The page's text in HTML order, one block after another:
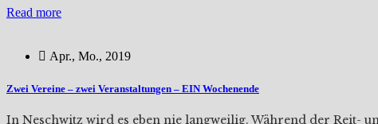
Read more
Apr., Mo., 2019
Zwei Vereine – zwei Veranstaltungen – EIN Wochenende
In Neschwitz wird es eben nie langweilig. Während der Reit-